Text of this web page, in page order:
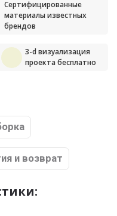
Сертифицированные
материалы известных
брендов
3-d визуализация
проекта бесплатно
и возврат